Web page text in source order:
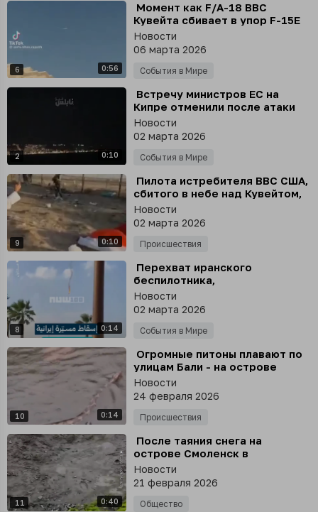
6 0:56
⁣ Момент как F/A-18 ВВС
Кувейта сбивает в упор F-15E
ВВС США ракетой «воздух-
воздух» в небе над Кувейтом 2
марта
Новости
06 марта 2026
События в Мире
2 0:10
⁣ Встречу министров ЕС на
Кипре отменили после атаки
иранского беспилотника на
британскую базу на острове
Новости
02 марта 2026
События в Мире
9 0:10
⁣ Пилота истребителя ВВС США,
сбитого в небе над Кувейтом,
задержали, сообщает
иранский телеканал SNN
Новости
02 марта 2026
Происшествия
8 0:14
⁣ Перехват иранского
беспилотника,
предположительно, в небе над
Кувейтом попал на видео
Новости
02 марта 2026
События в Мире
10 0:14
⁣ Огромные питоны плавают по
улицам Бали - на острове
сезон дождей
Новости
24 февраля 2026
Происшествия
11 0:40
⁣ После таяния снега на
острове Смоленск в
Антарктиде обнажились горы
мусора, сообщил
путешественник Фёдор
Конюхов
Новости
21 февраля 2026
Общество